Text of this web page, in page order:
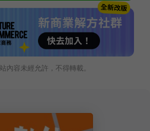
內容未經允許，不得轉載。